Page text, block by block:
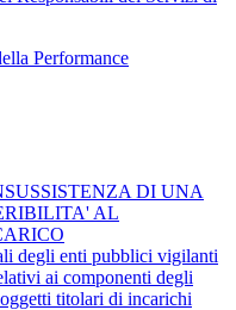
Performance
DI UNA
AL
degli enti pubblici vigilanti
ai componenti degli
titolari di incarichi